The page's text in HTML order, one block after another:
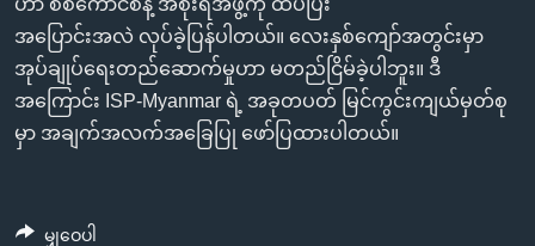
ရန်
နေရာ
သို့
ကျော်
ရန်
Auto 240p 360p 480p
720p 1080p
480p
အပြောင်းအလဲ လုပ်ခဲ့ပြန်ပါတယ်။ လေးနှစ်ကျော်အတွင်းမှာ
အုပ်ချုပ်ရေးတည်ဆောက်မှုဟာ မတည်ငြိမ်ခဲ့ပါဘူး။ ဒီ
အကြောင်း ISP-Myanmar ရဲ့ အခုတပတ် မြင်ကွင်းကျယ်မှတ်စု
မှာ အချက်အလက်အခြေပြု ဖော်ပြထားပါတယ်။
မျှဝေပါ